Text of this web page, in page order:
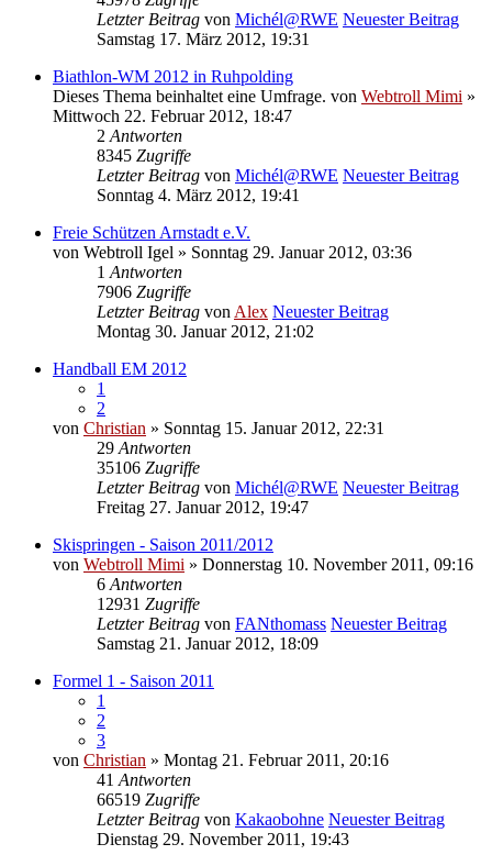
Letzter Beitrag von Michél@RWE Neuester Beitrag
Samstag 17. März 2012, 19:31
Biathlon-WM 2012 in Ruhpolding
Dieses Thema beinhaltet eine Umfrage. von Webtroll Mimi »
Mittwoch 22. Februar 2012, 18:47
2 Antworten
8345 Zugriffe
Letzter Beitrag von Michél@RWE Neuester Beitrag
Sonntag 4. März 2012, 19:41
Freie Schützen Arnstadt e.V.
von Webtroll Igel » Sonntag 29. Januar 2012, 03:36
1 Antworten
7906 Zugriffe
Letzter Beitrag von Alex Neuester Beitrag
Montag 30. Januar 2012, 21:02
Handball EM 2012
1
2
von Christian » Sonntag 15. Januar 2012, 22:31
29 Antworten
35106 Zugriffe
Letzter Beitrag von Michél@RWE Neuester Beitrag
Freitag 27. Januar 2012, 19:47
Skispringen - Saison 2011/2012
von Webtroll Mimi » Donnerstag 10. November 2011, 09:16
6 Antworten
12931 Zugriffe
Letzter Beitrag von FANthomass Neuester Beitrag
Samstag 21. Januar 2012, 18:09
Formel 1 - Saison 2011
1
2
3
von Christian » Montag 21. Februar 2011, 20:16
41 Antworten
66519 Zugriffe
Letzter Beitrag von Kakaobohne Neuester Beitrag
Dienstag 29. November 2011, 19:43